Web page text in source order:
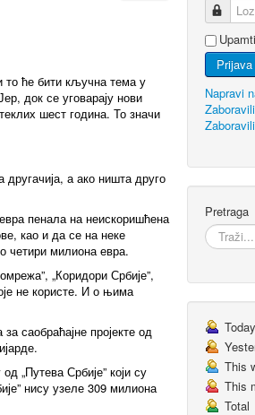
то ће бити кључна тема у
док се уговарају нови
шест година. То значи
а ако ништа друго
пенала на неискоришћена
као и да се на неке
четири милиона евра.
„Коридори Србије”,
не користе. И о њима
саобраћајне пројекте од
„Путева Србије” који су
нису узеле 309 милиона
Prijava
Napravi
Pretraga
Today
This
This
Total